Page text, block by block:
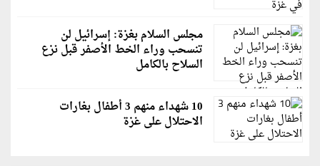
مجلس السلام بغزة: إسرائيل لن
تنسحب وراء الخط الأصفر قبل نزع
السلاح بالكامل
10 شهداء منهم 3 أطفال بغارات
الاحتلال على غزة